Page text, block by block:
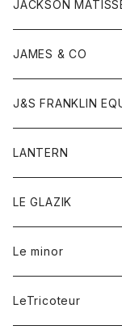
フリース
マフラー
リング
グッズ
アンダーウェア
靴
バンダナ
トップス
カーディガン
ジャケット
ボトム
オーバーオール
ショートパンツ
レディース
アウター
カーディガン
ロンパース
グッズ
靴
ストール
トップス
カットソー
シャツ
ボトム
オーバーオール
ショートパンツ
レディース
オーバーオール
シャツ
ワンピース
ワンピース
ワンピース
バック
キッズ
トレーナー
トップス
Gジャケット
スウェット
帽子
JACKSON
Tシャツ
帽子
JAMES & CO
ボトム
J&S FRANKLIN
アウター
LANTERN
アウター
Tシャツ
LE GLAZIK
レディース
コート
Le minor
ボトム
LeTricoteur